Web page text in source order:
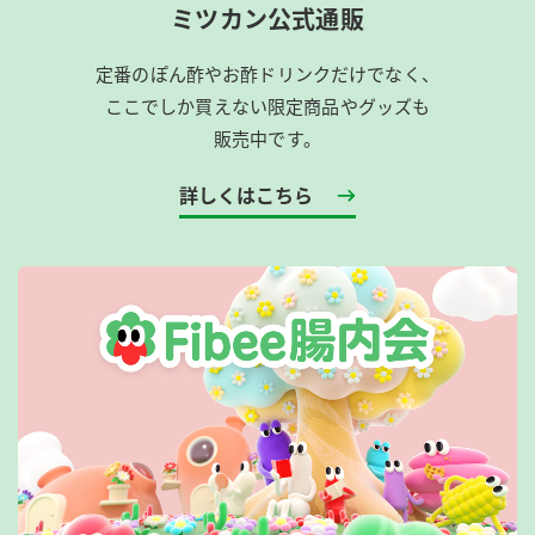
ミツカン公式通販
定番のぽん酢やお酢ドリンクだけでなく、
ここでしか買えない限定商品やグッズも
販売中です。
詳しくはこちら